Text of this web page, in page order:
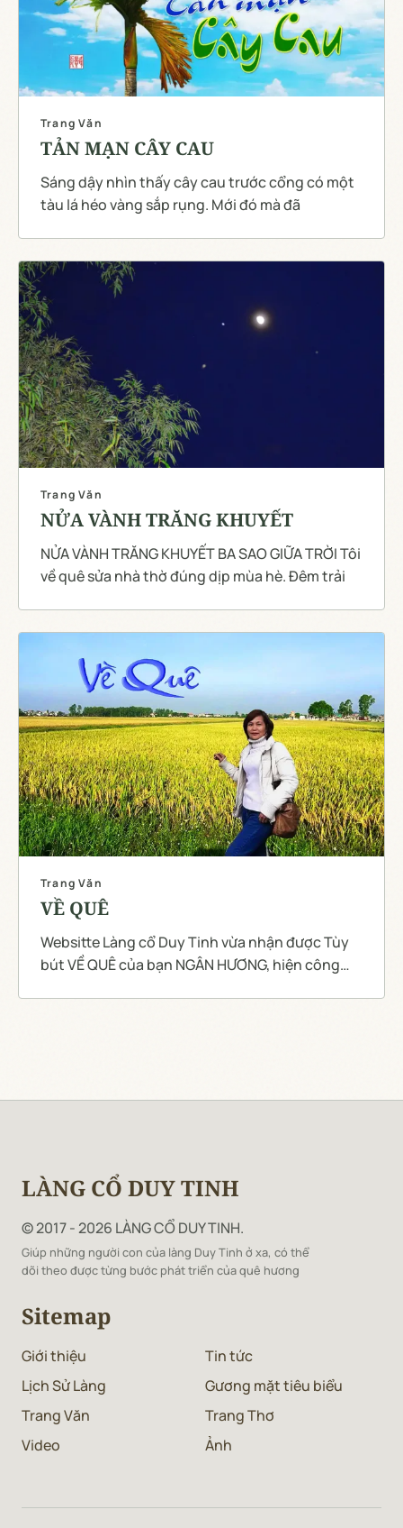
Trang Văn
TẢN MẠN CÂY CAU
Sáng dậy nhìn thấy cây cau trước cổng có một
tàu lá héo vàng sắp rụng. Mới đó mà đã
Trang Văn
NỬA VÀNH TRĂNG KHUYẾT
NỬA VÀNH TRĂNG KHUYẾT BA SAO GIỮA TRỜI Tôi
về quê sửa nhà thờ đúng dịp mùa hè. Đêm trải
Trang Văn
VỀ QUÊ
Websitte Làng cổ Duy Tinh vừa nhận được Tùy
bút VỀ QUÊ của bạn NGÂN HƯƠNG, hiện công
LÀNG CỔ DUY TINH
© 2017 - 2026 LÀNG CỔ DUY TINH.
Giúp những người con của làng Duy Tinh ở xa, có thể
dõi theo được từng bước phát triển của quê hương
Sitemap
Giới thiệu
Tin tức
Lịch Sử Làng
Gương mặt tiêu biểu
Trang Văn
Trang Thơ
Video
Ảnh